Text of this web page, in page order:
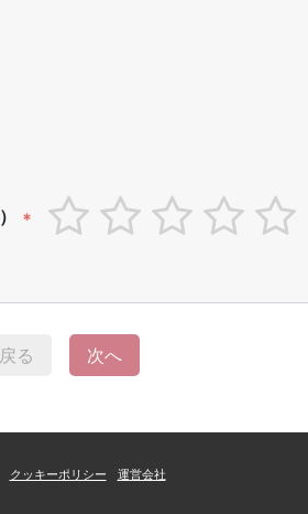
*
戻る 次へ
クッキーポリシー 運営会社